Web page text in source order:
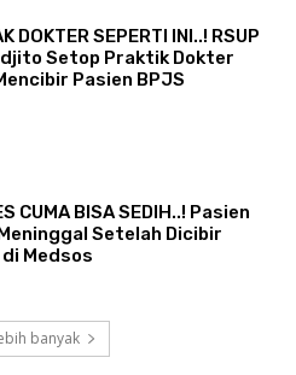
DOKTER SEPERTI INI..! RSUP
Setop Praktik Dokter
Pasien BPJS
CUMA BISA SEDIH..! Pasien
Setelah Dicibir
di Medsos
banyak